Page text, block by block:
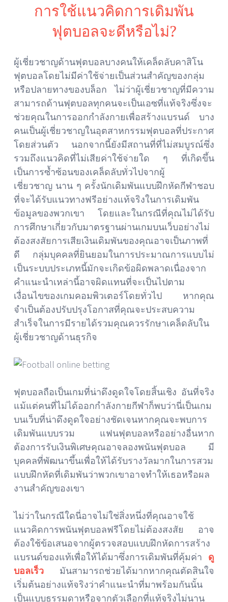
การใช้แนวคิดการเดิมพัน
ฟุตบอลจะดีหรือไม่?
ผู้เชี่ยวชาญด้านฟุตบอลบางคนให้เคล็ดลับคาสิโน
ฟุตบอลโดยไม่มีค่าใช้จ่ายเป็นส่วนสำคัญของกลุ่ม
หรือปลายทางของบล็อก ไม่ว่าผู้เชี่ยวชาญที่มีความ
สามารถด้านฟุตบอลทุกคนจะเป็นเอซที่แท้จริงซึ่งจะ
ช่วยคุณในการออกกำลังกายเพื่อสร้างแบรนด์ บาง
คนเป็นผู้เชี่ยวชาญในอุตสาหกรรมฟุตบอลที่ประกาศ
โดยส่วนตัว นอกจากนี้ยังมีสถานที่ที่ไม่สมบูรณ์ซึ่ง
รวมถึงแนวคิดที่ไม่เสียค่าใช้จ่ายใด ๆ ที่เกิดขึ้น
เป็นการซ้ำซ้อนของเคล็ดลับทั่วไปจากผู้
เชี่ยวชาญ นาน ๆ ครั้งนักเดิมพันแบบฝึกหัดกีฬาชอบ
ที่จะได้รับแนวทางฟรีอย่างแท้จริงในการเดิมพัน
ข้อมูลของพวกเขา โดยและในกรณีที่คุณไม่ได้รับ
การศึกษาเกี่ยวกับมาตรฐานผ่านเกมบนเว็บอย่างไม่
ต้องสงสัยการเสียเงินเดิมพันของคุณอาจเป็นภาพที่
ดี กลุ่มบุคคลที่ยินยอมในการประมาณการแบบไม่
เป็นระบบประเภทนี้มักจะเกิดข้อผิดพลาดเนื่องจาก
คำแนะนำเหล่านี้อาจผิดแทนที่จะเป็นไปตาม
เงื่อนไขของเกมคอมพิวเตอร์โดยทั่วไป หากคุณ
จำเป็นต้องปรับปรุงโอกาสที่คุณจะประสบความ
สำเร็จในการมีรายได้รวมคุณควรรักษาเคล็ดลับใน
ผู้เชี่ยวชาญด้านธุรกิจ
ฟุตบอลถือเป็นเกมที่น่าดึงดูดใจโดยสิ้นเชิง อันที่จริง
แม้แต่คนที่ไม่ได้ออกกำลังกายกีฬาก็พบว่านี่เป็นเกม
บนเว็บที่น่าดึงดูดใจอย่างชัดเจนหากคุณจะพบการ
เดิมพันแบบรวม แฟนฟุตบอลหรืออย่างอื่นหาก
ต้องการรับเงินพิเศษคุณอาจลองพนันฟุตบอล มี
บุคคลที่พัฒนาขึ้นเพื่อให้ได้รับรางวัลมากในการสวม
แบบฝึกหัดที่เดิมพันว่าพวกเขาอาจทำให้เธอหรือผล
งานสำคัญของเขา
ไม่ว่าในกรณีใดนี่อาจไม่ใช่สิ่งหนึ่งที่คุณอาจใช้
แนวคิดการพนันฟุตบอลฟรีโดยไม่ต้องสงสัย อาจ
ต้องใช้ข้อเสนอจากผู้ตรวจสอบแบบฝึกหัดการสร้าง
แบรนด์ของแท้เพื่อให้ได้มาซึ่งการเดิมพันที่คุ้มค่า ดู
บอลเร็ว มันสามารถช่วยได้มากหากคุณตัดสินใจ
เริ่มต้นอย่างแท้จริงว่าคำแนะนำที่มาพร้อมกันนั้น
เป็นแบบธรรมดาหรือจากตัวเลือกที่แท้จริงไม่นาน